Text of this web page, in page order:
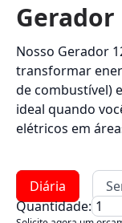
Gerador
Nosso Gerador
transformar
de combustível)
ideal quando
elétricos em
Diária
Quantidade: